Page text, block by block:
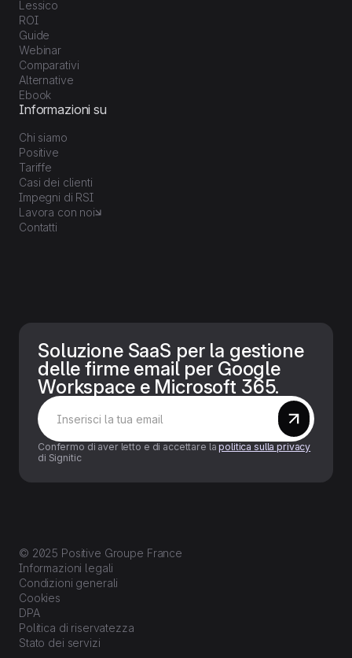
Lessico
ROI
Guide
Webinar
Comparativi
Alternative
Ebook
Informazioni su
Chi siamo
Positive
Tariffe
Casi dei clienti
Impegni di RSI
Lavora con noi
Contatti
Soluzione SaaS per la gestione
delle firme email per Google
Workspace e Microsoft 365.
Confermo di aver letto e di accettare lapolitica sulla privacy
di Signitic
© 2025 Positive Groupe France
Informazioni legali
Condizioni generali
Cookies
DPA
Politica di riservatezza
Stato dei servizi